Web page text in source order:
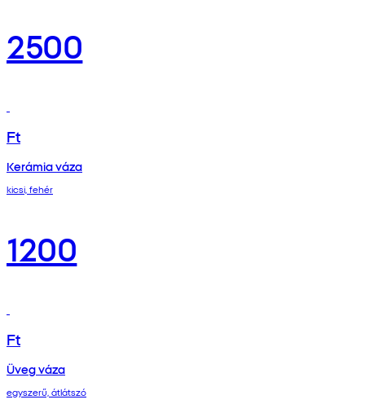
2500
Ft
Kerámia váza
kicsi, fehér
1200
Ft
Üveg váza
egyszerű, átlátszó